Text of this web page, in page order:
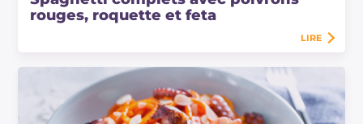
rouges, roquette et feta
LIRE